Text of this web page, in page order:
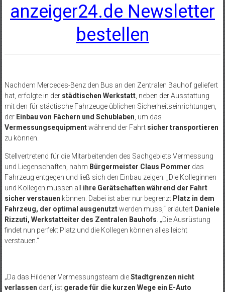
anzeiger24.de Newsletter
bestellen
Nachdem Mercedes-Benz den Bus an den Zentralen Bauhof geliefert
hat, erfolgte in der städtischen Werkstatt, neben der Ausstattung
mit den für städtische Fahrzeuge üblichen Sicherheitseinrichtungen,
der Einbau von Fächern und Schublaben , um das
Vermessungsequipmentwährend der Fahrt sicher transportieren
zu können.
Stellvertretend für die Mitarbeitenden des Sachgebiets Vermessung
und Liegenschaften, nahm Bürgermeister Claus Pommer das
Fahrzeug entgegen und ließ sich den Einbau zeigen: „Die Kolleginnen
und Kollegen müssen all ihre Gerätschaften während der Fahrt
sicher verstauen können. Dabei ist aber nur begrenzt Platz in dem
Fahrzeug, der optimal ausgenutztwerden muss,“ erläutert Daniele
Rizzuti, Werkstatteiter des Zentralen Bauhofs . „Die Ausrüstung
findet nun perfekt Platz und die Kollegen können alles leicht
verstauen.“
„Da das Hildener Vermessungsteam dieStadtgrenzen nicht
verlassen darf, ist gerade für die kurzen Wege ein E-Auto